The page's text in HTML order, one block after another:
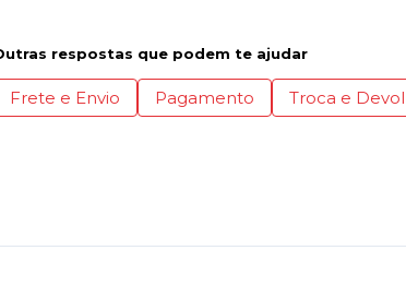
respostas que podem te ajudar
Frete e Envio Pagamento Troca e